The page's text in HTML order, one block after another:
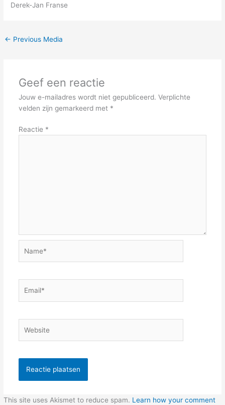
Derek-Jan Franse
← Previous Media
Geef een reactie
Jouw e-mailadres wordt niet gepubliceerd. Verplichte
velden zijn gemarkeerd met *
Reactie *
This site uses Akismet to reduce spam. Learn how your comment